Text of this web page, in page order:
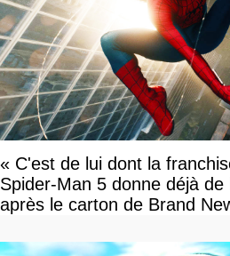
« C'est de lui dont la
Spider-Man 5 donne déjà
après le carton de Brand